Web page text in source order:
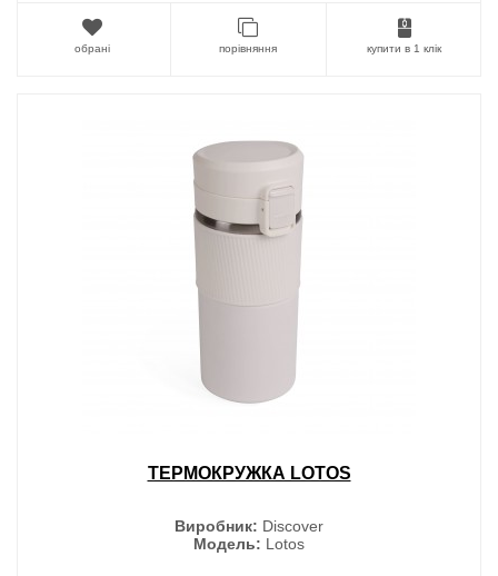
обрані порівняння купити в 1 клік
ТЕРМОКРУЖКА LOTOS
Виробник: Discover
Модель: Lotos